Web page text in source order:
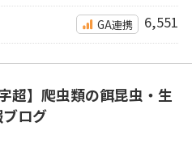
GA連携 6,551
超】爬虫類の餌昆虫・生
ログ